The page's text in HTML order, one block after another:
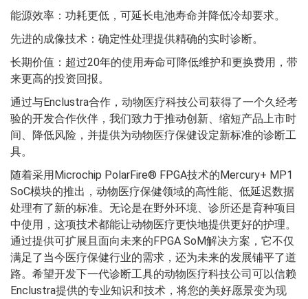
能源效率：功耗更低，可延长电池寿命并降低冷却要求。
先进的成像技术：确定性处理提供精确的实时诊断。
长期价值：超过20年的使用寿命可降低维护和更换费用，带
来更高的投资回报。
通过与Enclustra合作，动物医疗科技公司获得了一个久经考
验的开发合作伙伴，我们致力于推动创新、缩短产品上市时
间、降低风险，并提供为动物医疗保健设定新标准的诊断工
具。
随着采用Microchip PolarFire® FPGA技术的Mercury+ MP1
SoC模块的推出，动物医疗保健领域的高性能、低延迟数据
处理有了新的标准。无论是在野外环境、诊所还是育种项目
中使用，这项技术都能让动物医疗更快地提供更好的护理。
通过提供可扩展且面向未来的FPGA SoM解决方案，它不仅
满足了当今医疗保健行业的需求，还为未来的发展铺平了道
路。希望开发下一代诊断工具的动物医疗科技公司可以信赖
Enclustra提供的专业知识和技术，将您的美好愿景变为现